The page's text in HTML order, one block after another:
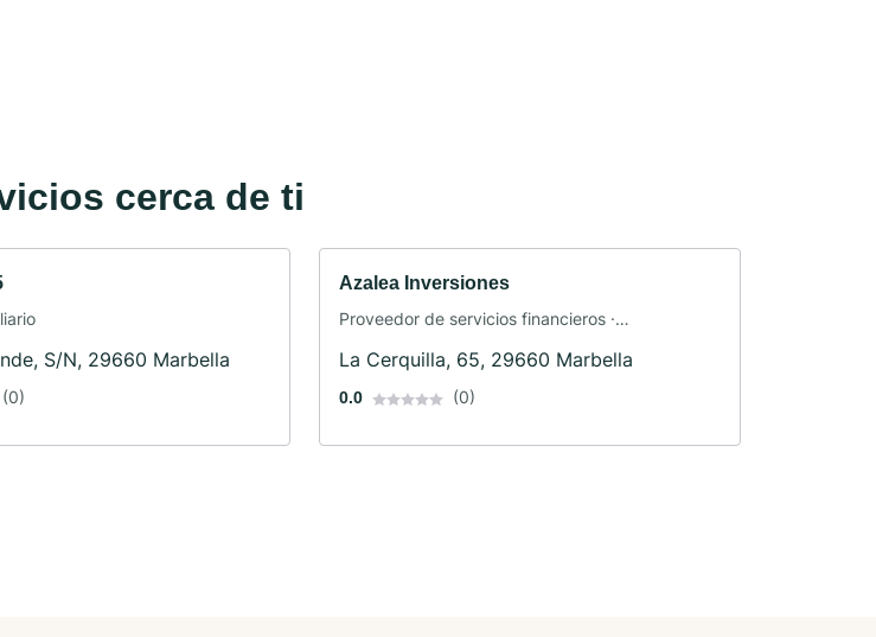
cerca de ti
S/N, 29660 Marbella
(0)
Azalea Inversiones
Proveedor de servicios financieros ·
inversiones
La Cerquilla, 65, 29660 Marbella
0.0 (0)